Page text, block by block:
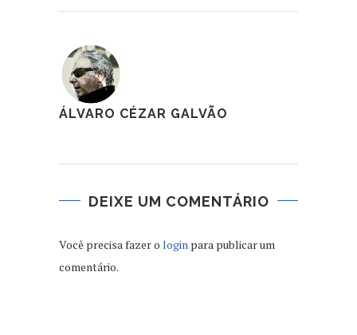
ÁLVARO CÉZAR GALVÃO
DEIXE UM COMENTÁRIO
Você precisa fazer o login para publicar um
comentário.